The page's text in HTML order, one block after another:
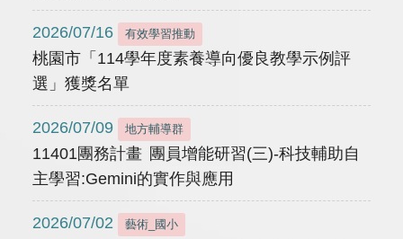
2026/07/16 有效學習推動
桃園市「114學年度素養導向優良教學示例評
選」獲獎名單
2026/07/09 地方輔導群
11401團務計畫 團員增能研習(三)-科技輔助自
主學習:Gemini的實作與應用
2026/07/02 藝術_國小